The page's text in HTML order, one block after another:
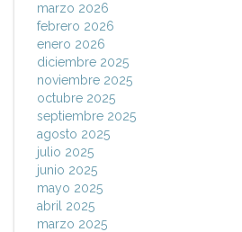
marzo 2026
febrero 2026
enero 2026
diciembre 2025
noviembre 2025
octubre 2025
septiembre 2025
agosto 2025
julio 2025
junio 2025
mayo 2025
abril 2025
marzo 2025